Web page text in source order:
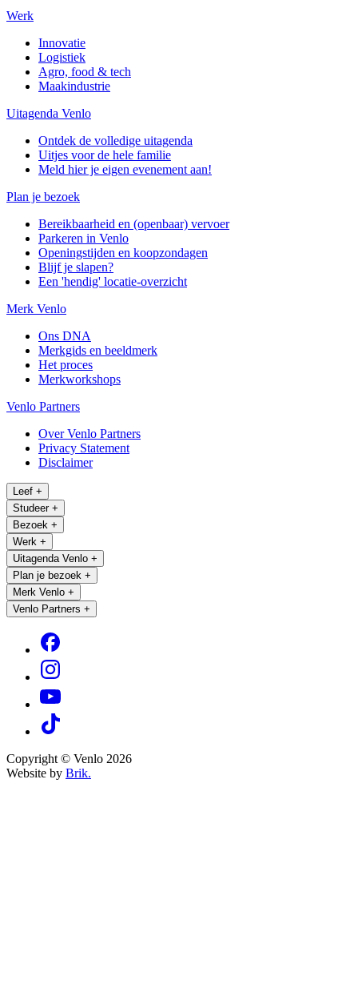
Werk
Innovatie
Logistiek
Agro, food & tech
Maakindustrie
Uitagenda Venlo
Ontdek de volledige uitagenda
Uitjes voor de hele familie
Meld hier je eigen evenement aan!
Plan je bezoek
Bereikbaarheid en (openbaar) vervoer
Parkeren in Venlo
Openingstijden en koopzondagen
Blijf je slapen?
Een 'hendig' locatie-overzicht
Merk Venlo
Ons DNA
Merkgids en beeldmerk
Het proces
Merkworkshops
Venlo Partners
Over Venlo Partners
Privacy Statement
Disclaimer
Leef +
Studeer +
Bezoek +
Werk +
Uitagenda Venlo +
Plan je bezoek +
Merk Venlo +
Venlo Partners +
Copyright © Venlo 2026
Website by Brik.